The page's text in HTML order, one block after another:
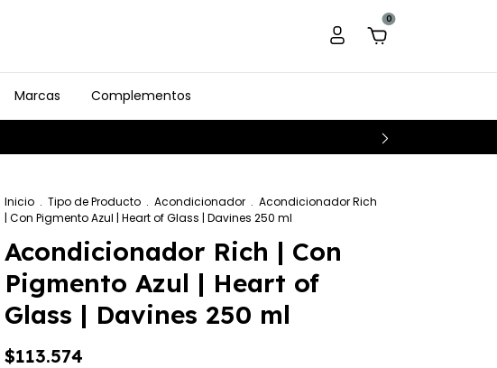
0
Marcas Complementos
Inicio . Tipo de Producto . Acondicionador . Acondicionador Rich
| Con Pigmento Azul | Heart of Glass | Davines 250 ml
Acondicionador Rich | Con
Pigmento Azul | Heart of
Glass | Davines 250 ml
$113.574